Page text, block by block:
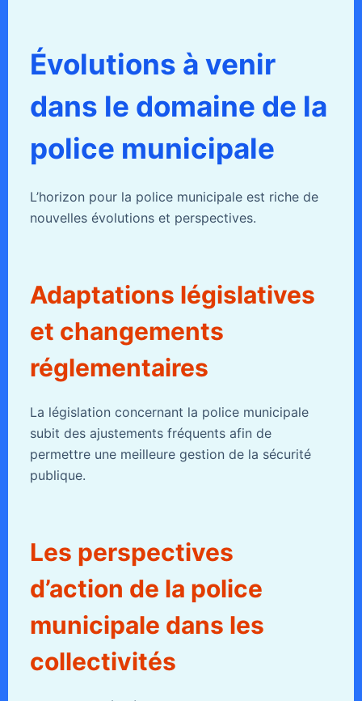
Évolutions à venir
dans le domaine de la
police municipale
L’horizon pour la police municipale est riche de
nouvelles évolutions et perspectives.
Adaptations législatives
et changements
réglementaires
La législation concernant la police municipale
subit des ajustements fréquents afin de
permettre une meilleure gestion de la sécurité
publique.
Les perspectives
d’action de la police
municipale dans les
collectivités